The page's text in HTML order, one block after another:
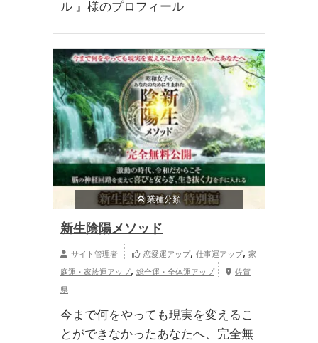
ル 』様のプロフィール
業種分類
新生陰陽メソッド
サイト管理者 恋愛運アップ, 仕事運アップ, 家
庭運・家族運アップ, 総合運・全体運アップ
佐賀
県
今まで何をやっても現実を変えるこ
とができなかったあなたへ、完全無